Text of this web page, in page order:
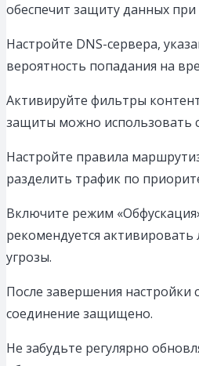
обеспечит защиту данных
Настройте DNS-сервера,
вероятность попадания на
Активируйте фильтры
защиты можно использовать
Настройте правила
разделить трафик по
Включите режим
рекомендуется
угрозы.
После завершения настройки
соединение защищено.
Не забудьте регулярно